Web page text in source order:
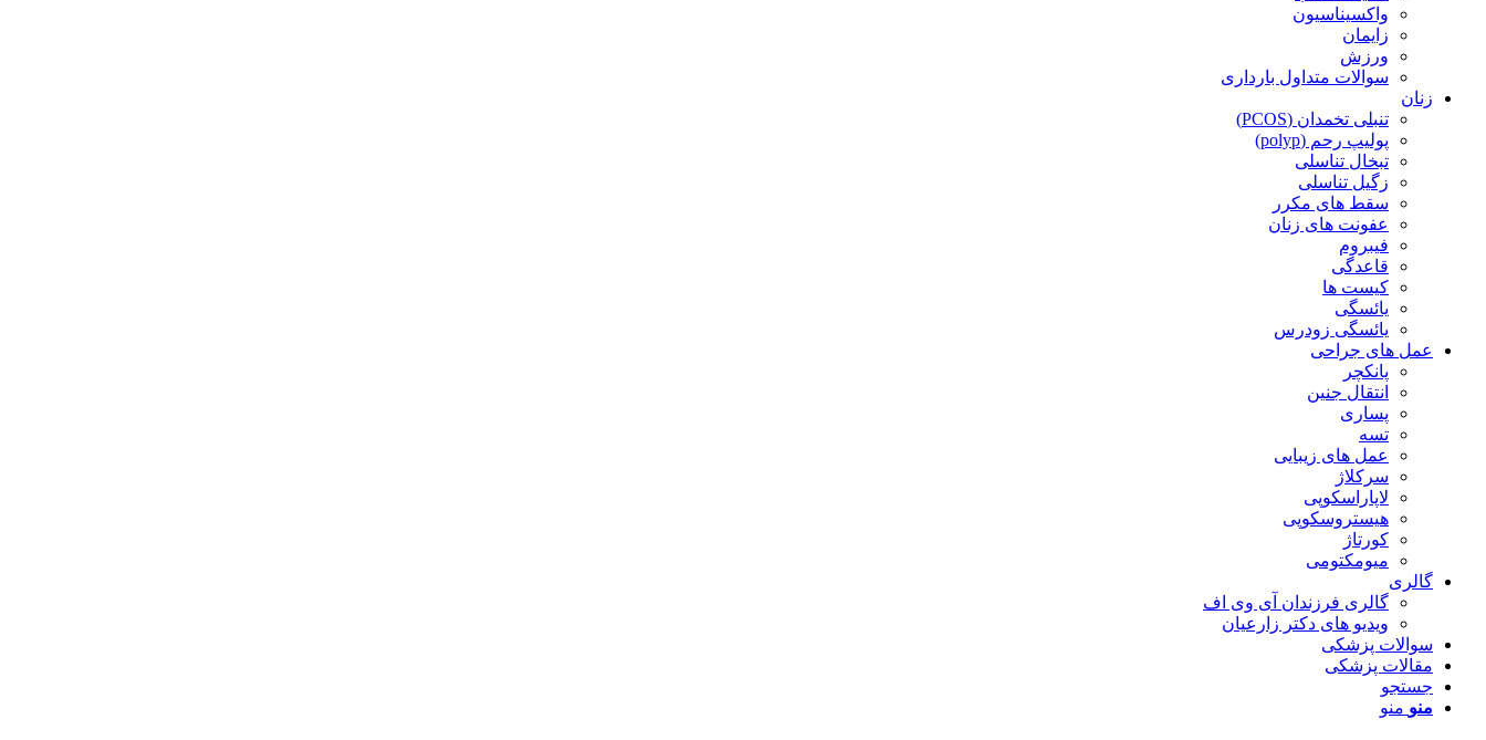
واکسیناسیون
زایمان
ورزش
سوالات متداول بارداری
زنان
تنبلی تخمدان (PCOS)
پولیپ رحم (polyp)
تبخال تناسلی
زگیل تناسلی
سقط های مکرر
عفونت های زنان
فیبروم
قاعدگی
کیست ها
یائسگی
یائسگی زودرس
عمل های جراحی
پانکچر
انتقال جنین
پساری
تسه
عمل های زیبایی
سرکلاژ
لاپاراسکوپی
هیستروسکوپی
کورتاژ
میومکتومی
گالری
گالری فرزندان آی وی اف
ویدیو های دکتر زارعیان
سوالات پزشکی
مقالات پزشکی
جستجو
منو منو